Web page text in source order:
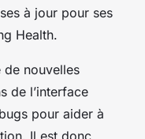
à jour pour ses
Health.
de nouvelles
de l’interface
pour aider à